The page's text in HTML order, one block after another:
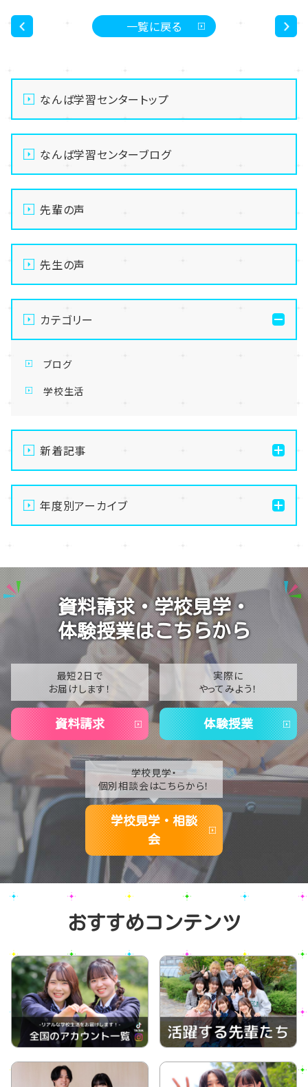
一覧に戻る
なんば学習センタートップ
なんば学習センターブログ
先輩の声
先生の声
カテゴリー
ブログ
学校生活
新着記事
【なんば】体験授業で高級感のあるマンゴータルト作り
ました！🥭✨
【なんば】キラリと輝く宝物✨「光るハーバリウム」作り
【なんば】校舎紹介の「自習室編」✨
【なんば】笑顔が溢れたオープンスクール😊在校生の
温かいお出迎えで素敵な1日に🌷
【なんば】夏季休校期間のお知らせ🍉
年度別アーカイブ
2025
2024
2023
2021
2020
資料請求・学校見学・
体験授業はこちらから
最短2日で
お届けします！
資料請求
実際に
やってみよう！
体験授業
学校見学・
個別相談会はこちらから！
学校見学・相談
会
おすすめコンテンツ